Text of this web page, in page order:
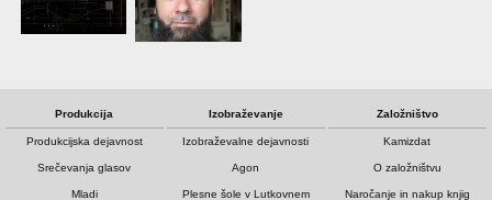
Produkcija
Produkcijska dejavnost
Srečevanja glasov
Mladi
Izobraževanje
Izobraževalne dejavnosti
Agon
Plesne šole v Lutkovnem
Založništvo
Kamizdat
O založništvu
Naročanje in nakup knjig